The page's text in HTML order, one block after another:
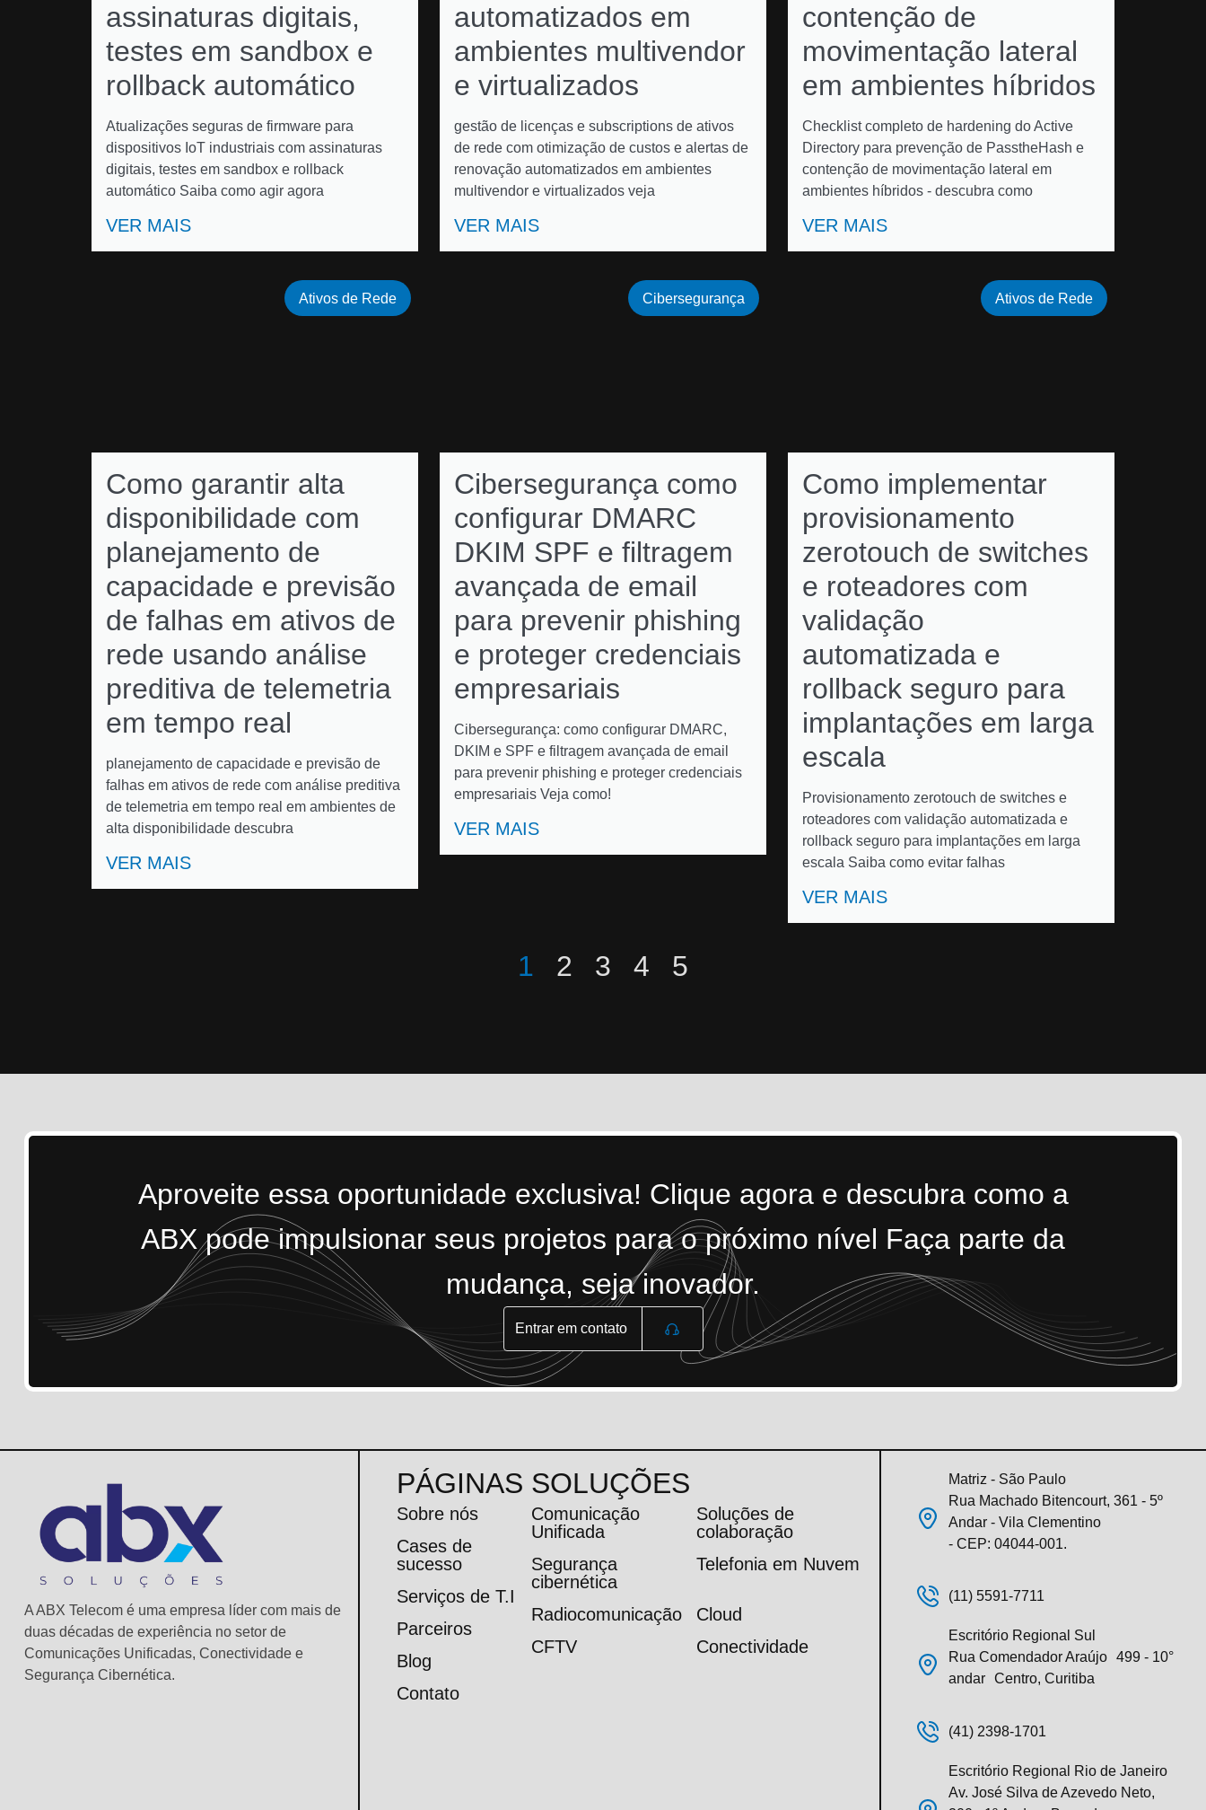
assinaturas digitais,
testes em sandbox e
rollback automático
Atualizações seguras de firmware para
dispositivos IoT industriais com assinaturas
digitais, testes em sandbox e rollback
automático Saiba como agir agora
VER MAIS
automatizados em
ambientes multivendor
e virtualizados
gestão de licenças e subscriptions de ativos
de rede com otimização de custos e alertas de
renovação automatizados em ambientes
multivendor e virtualizados veja
VER MAIS
contenção de
movimentação lateral
em ambientes híbridos
Checklist completo de hardening do Active
Directory para prevenção de PasstheHash e
contenção de movimentação lateral em
ambientes híbridos - descubra como
VER MAIS
Como garantir alta
disponibilidade com
planejamento de
capacidade e previsão
de falhas em ativos de
rede usando análise
preditiva de telemetria
em tempo real
planejamento de capacidade e previsão de
falhas em ativos de rede com análise preditiva
de telemetria em tempo real em ambientes de
alta disponibilidade descubra
VER MAIS
Ativos de Rede
Cibersegurança como
configurar DMARC
DKIM SPF e filtragem
avançada de email
para prevenir phishing
e proteger credenciais
empresariais
Cibersegurança: como configurar DMARC,
DKIM e SPF e filtragem avançada de email
para prevenir phishing e proteger credenciais
empresariais Veja como!
VER MAIS
Cibersegurança
Como implementar
provisionamento
zerotouch de switches
e roteadores com
validação
automatizada e
rollback seguro para
implantações em larga
escala
Provisionamento zerotouch de switches e
roteadores com validação automatizada e
rollback seguro para implantações em larga
escala Saiba como evitar falhas
VER MAIS
Ativos de Rede
1 2 3 4 5
Aproveite essa oportunidade exclusiva! Clique agora e descubra como a
ABX pode impulsionar seus projetos para o próximo nível Faça parte da
mudança, seja inovador.
Entrar em contato
A ABX Telecom é uma empresa líder com mais de
duas décadas de experiência no setor de
Comunicações Unificadas, Conectividade e
Segurança Cibernética.
PÁGINAS
Sobre nós
Cases de
sucesso
Serviços de T.I
Parceiros
Blog
Contato
SOLUÇÕES
Comunicação
Unificada
Soluções de
colaboração
Segurança
cibernética
Telefonia em Nuvem
Radiocomunicação
Cloud
CFTV
Conectividade
Matriz - São Paulo
Rua Machado Bitencourt, 361 - 5º
Andar - Vila Clementino
- CEP: 04044-001.
(11) 5591-7711
Escritório Regional Sul
Rua Comendador Araújo 499 - 10°
andar Centro, Curitiba
(41) 2398-1701
Escritório Regional Rio de Janeiro
Av. José Silva de Azevedo Neto,